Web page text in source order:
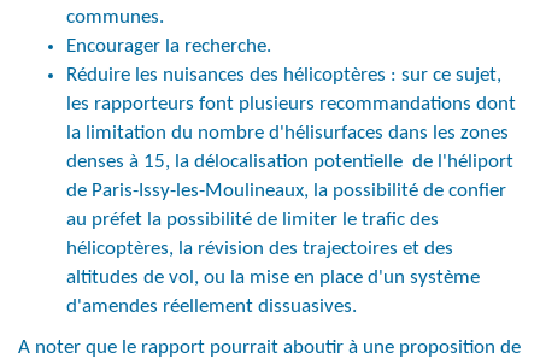
communes.
Encourager la recherche.
Réduire les nuisances des hélicoptères : sur ce sujet,
les rapporteurs font plusieurs recommandations dont
la limitation du nombre d'hélisurfaces dans les zones
denses à 15, la délocalisation potentielle de l'héliport
de Paris-Issy-les-Moulineaux, la possibilité de confier
au préfet la possibilité de limiter le trafic des
hélicoptères, la révision des trajectoires et des
altitudes de vol, ou la mise en place d'un système
d'amendes réellement dissuasives.
A noter que le rapport pourrait aboutir à une proposition de